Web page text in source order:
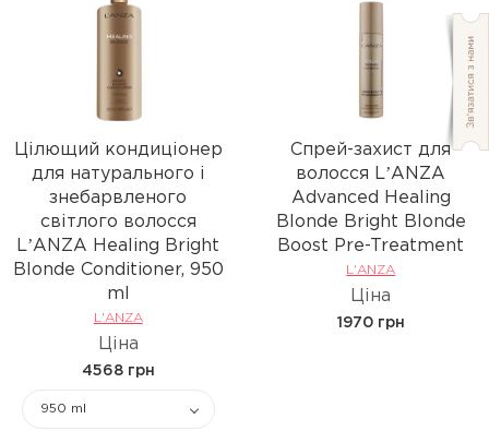
Цілющий кондиціонер
для натурального і
знебарвленого
світлого волосся
LʼANZA Healing Bright
Blonde Conditioner, 950
ml
L'ANZA
Ціна
4568 грн
950 ml
Спрей-захист для
волосся LʼANZA
Advanced Healing
Blonde Bright Blonde
Boost Pre-Treatment
L'ANZA
Ціна
1970 грн